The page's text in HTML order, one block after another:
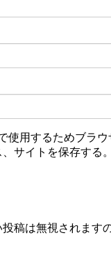
使用するためブラ
サイトを保存する。
稿は無視されます